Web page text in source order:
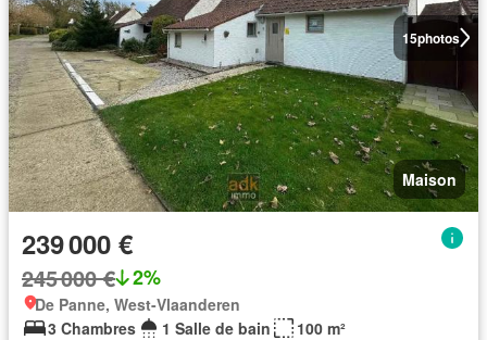
15photos
Maison
239 000 €
245 000 € 2%
De Panne, West-Vlaanderen
3 Chambres
1 Salle de bain
100 m²